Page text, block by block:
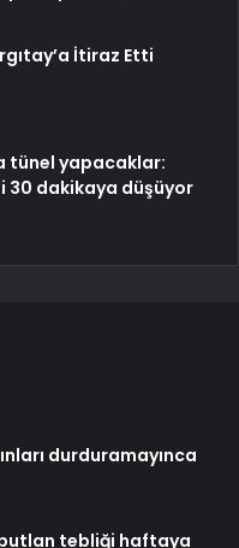
İtiraz Etti
tünel yapacaklar:
30 dakikaya düşüyor
durduramayınca
butlan tebliği haftaya